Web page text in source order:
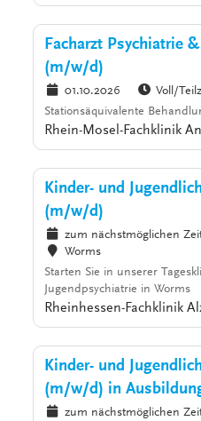
Facharzt Psychiatrie
(m/w/d)
01.10.2026 Voll/
Stationsäquivalente
Rhein-Mosel-Fachklinik
Kinder- und
(m/w/d)
zum nächstmöglichen
Worms
Starten Sie in unserer
Jugendpsychiatrie in Worms
Rheinhessen-Fachklinik
Kinder- und
(m/w/d) in
zum nächstmöglichen